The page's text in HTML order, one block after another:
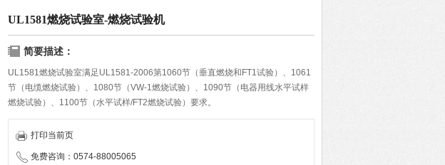
UL1581燃烧试验室-燃烧试验机
简要描述：
UL1581燃烧试验室满足UL1581-2006第1060节（垂直燃烧和FT1试验）、1061
节（电缆燃烧试验）、1080节（VW-1燃烧试验）、1090节（电器用线水平试样
燃烧试验）、1100节（水平试样/FT2燃烧试验）要求。
打印当前页
免费咨询：0574-88005065